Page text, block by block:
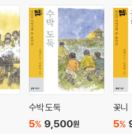
수박 도둑
9,500원
5%
꽃니
5%